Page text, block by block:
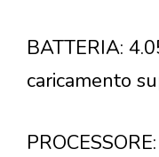
BATTERIA:
caricamento